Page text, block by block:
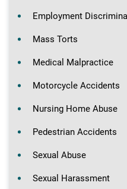
Employment
Mass Torts
Medical Malpractice
Motorcycle Accidents
Nursing Home Abuse
Pedestrian Accidents
Sexual Abuse
Sexual Harassment